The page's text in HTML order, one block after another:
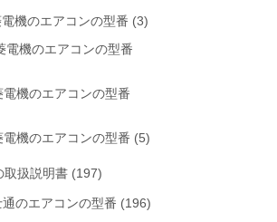
機のエアコンの型番 (3)
電機のエアコンの型番
機のエアコンの型番
機のエアコンの型番 (5)
取扱説明書 (197)
のエアコンの型番 (196)